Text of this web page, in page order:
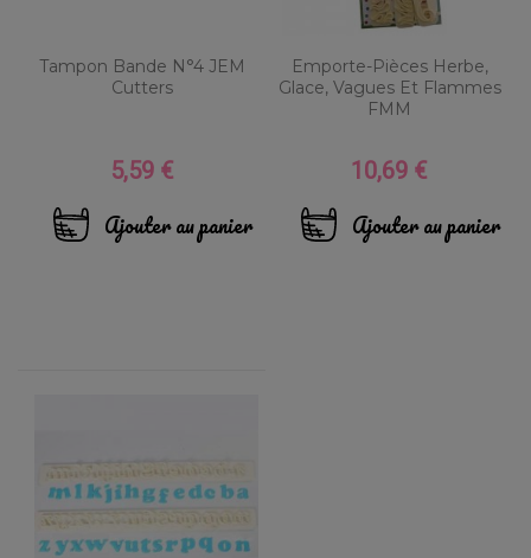
Tampon Bande N°4 JEM
Cutters
Prix
5,59 €
Ajouter au panier
Emporte-Pièces Herbe,
Glace, Vagues Et Flammes
FMM
Prix
10,69 €
Ajouter au panier